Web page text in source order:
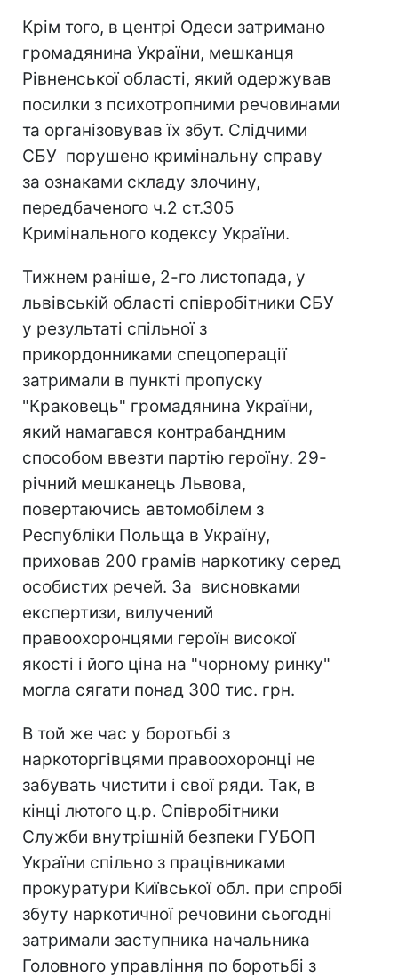
Крім того, в центрі Одеси затримано
громадянина України, мешканця
Рівненської області, який одержував
посилки з психотропними речовинами
та організовував їх збут. Слідчими
СБУ порушено кримінальну справу
за ознаками складу злочину,
передбаченого ч.2 ст.305
Кримінального кодексу України.
Тижнем раніше, 2-го листопада, у
львівській області співробітники СБУ
у результаті спільної з
прикордонниками спецоперації
затримали в пункті пропуску
"Краковець" громадянина України,
який намагався контрабандним
способом ввезти партію героїну. 29-
річний мешканець Львова,
повертаючись автомобілем з
Республіки Польща в Україну,
приховав 200 грамів наркотику серед
особистих речей. За висновками
експертизи, вилучений
правоохоронцями героїн високої
якості і його ціна на "чорному ринку"
могла сягати понад 300 тис. грн.
В той же час у боротьбі з
наркоторгівцями правоохоронці не
забувать чистити і свої ряди. Так, в
кінці лютого ц.р. Співробітники
Служби внутрішній безпеки ГУБОП
України спільно з працівниками
прокуратури Київської обл. при спробі
збуту наркотичної речовини сьогодні
затримали заступника начальника
Головного управління по боротьбі з